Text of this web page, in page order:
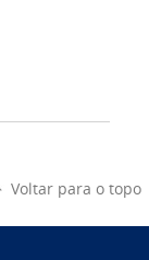
Voltar para o topo